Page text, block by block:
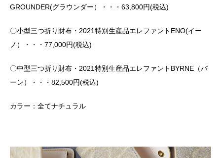
GROUNDER(グラウンダー）・・・63,800円(税込)
〇小型三つ折り財布・2021特別生産品エレファントENO(イー
ノ）・・・77,000円(税込)
〇中型三つ折り財布・2021特別生産品エレファントBYRNE（バ
ーン）・・・82,500円(税込)
カラー：全てナチュラル